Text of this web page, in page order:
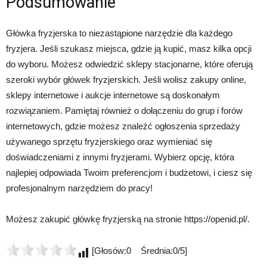
Główka fryzjerska to niezastąpione narzędzie dla każdego
fryzjera. Jeśli szukasz miejsca, gdzie ją kupić, masz kilka opcji
do wyboru. Możesz odwiedzić sklepy stacjonarne, które oferują
szeroki wybór główek fryzjerskich. Jeśli wolisz zakupy online,
sklepy internetowe i aukcje internetowe są doskonałym
rozwiązaniem. Pamiętaj również o dołączeniu do grup i forów
internetowych, gdzie możesz znaleźć ogłoszenia sprzedaży
używanego sprzętu fryzjerskiego oraz wymieniać się
doświadczeniami z innymi fryzjerami. Wybierz opcję, która
najlepiej odpowiada Twoim preferencjom i budżetowi, i ciesz się
profesjonalnym narzędziem do pracy!
Możesz zakupić główkę fryzjerską na stronie https://openid.pl/.
[Głosów:0 Średnia:0/5]